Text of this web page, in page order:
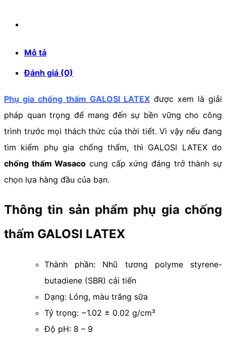
Mô tả
Đánh giá (0)
Phụ gia chống thấm GALOSI LATEX được xem là giải
pháp quan trọng để mang đến sự bền vững cho công
trình trước mọi thách thức của thời tiết. Vì vậy nếu đang
tìm kiếm phụ gia chống thấm, thì GALOSI LATEX do
chống thấm Wasaco cung cấp xứng đáng trở thành sự
chọn lựa hàng đầu của bạn.
Thông tin sản phẩm phụ gia chống
thấm GALOSI LATEX
Thành phần: Nhũ tương polyme styrene-
butadiene (SBR) cải tiến
Dạng: Lỏng, màu trắng sữa
Tỷ trọng: ~1.02 ± 0.02 g/cm³
Độ pH: 8 – 9